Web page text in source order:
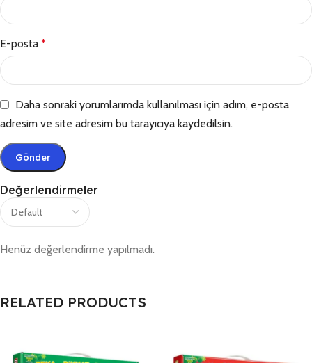
Değerlendirmeler
Henüz değerlendirme yapılmadı.
E-posta *
Daha sonraki yorumlarımda kullanılması için adım, e-posta
adresim ve site adresim bu tarayıcıya kaydedilsin.
RELATED PRODUCTS